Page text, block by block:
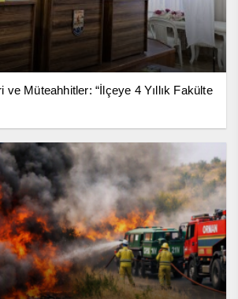
Müteahhitler: “İlçeye 4 Yıllık Fakülte